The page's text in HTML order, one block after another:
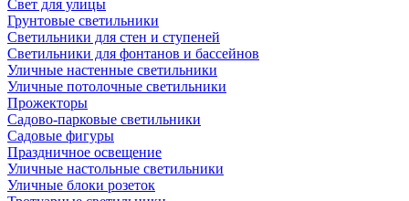
Свет для улицы
Грунтовые светильники
Светильники для стен и ступеней
Светильники для фонтанов и бассейнов
Уличные настенные светильники
Уличные потолочные светильники
Прожекторы
Садово-парковые светильники
Садовые фигуры
Праздничное освещение
Уличные настольные светильники
Уличные блоки розеток